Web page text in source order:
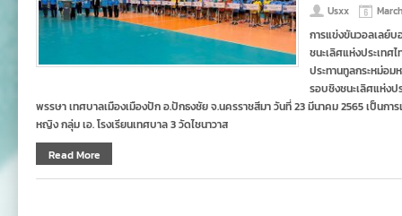
Usxx
การแข่งขันวอลเลย์บ
ชนะเลิศแห่งประเทศ
ประทานทูลกระหม่
รอบชิงชนะเลิศแห่งป
พรรษา เทศบาลเมืองเมืองปัก อ.ปักธงชัย จ.นครราชสีมา วันที่ 23 มีนาคม 2565 เป็นก
หญิง กลุ่ม เอ. โรงเรียนเทศบาล 3 วัดไชนาวาส
Read More